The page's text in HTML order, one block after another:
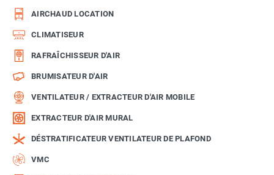
AIRCHAUD LOCATION
CLIMATISEUR
RAFRAÎCHISSEUR D'AIR
BRUMISATEUR D'AIR
VENTILATEUR / EXTRACTEUR D'AIR MOBILE
EXTRACTEUR D'AIR MURAL
DÉSTRATIFICATEUR VENTILATEUR DE PLAFOND
VMC